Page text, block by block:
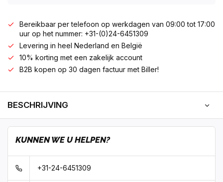
Bereikbaar per telefoon op werkdagen van 09:00 tot 17:00
uur op het nummer: +31-(0)24-6451309
Levering in heel Nederland en België
10% korting met een zakelijk account
B2B kopen op 30 dagen factuur met Biller!
BESCHRIJVING
KUNNEN WE U HELPEN?
+31-24-6451309